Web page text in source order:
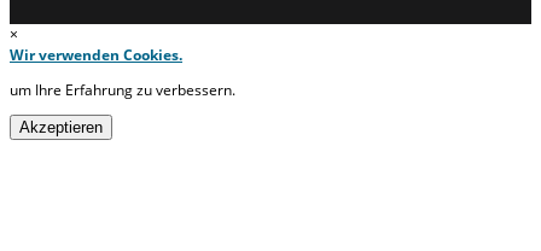
×
Wir verwenden Cookies.
um Ihre Erfahrung zu verbessern.
Akzeptieren